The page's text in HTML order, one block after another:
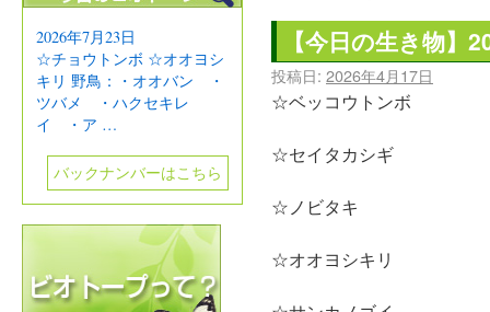
【今日の生き物】
投稿日: 2026年4月17日
☆ベッコウトンボ
☆セイタカシギ
☆ノビタキ
☆オオヨシキリ
2026年7月23日
☆チョウトンボ ☆オオヨシ
キリ 野鳥：・オオバン ・
ツバメ ・ハクセキレ
イ ・ア …
バックナンバーはこちら